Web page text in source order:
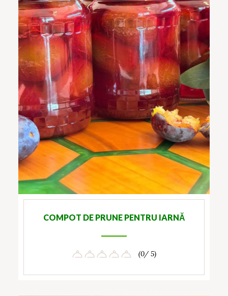
COMPOT DE PRUNE PENTRU IARNĂ
(0/ 5)